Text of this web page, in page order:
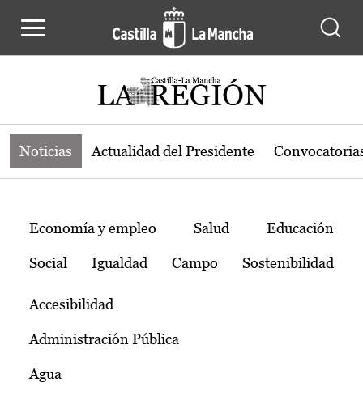
Noticias de la región de Castilla-La
Noticias Actualidad del Presidente
Temas
Economía y empleo Salud Educación
Social Igualdad Campo Sostenibilidad
Accesibilidad
Administración Pública
Agua